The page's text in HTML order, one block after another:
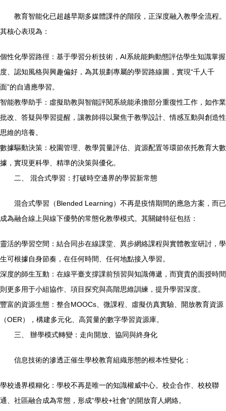
教育智能化已超越早期多媒體課件的階段，正深度融入教學全流程。
其核心表現為：
個性化學習路徑：基于學習分析技術，AI系統能夠動態評估學生知識掌握
度、認知風格與興趣偏好，為其規劃專屬的學習路線圖，實現“千人千
面”的自適應學習。
智能教學助手：虛擬助教與智能評閱系統能承擔部分重復性工作，如作業
批改、答疑與學習提醒，讓教師得以聚焦于教學設計、情感互動與創造性
思維的培養。
數據驅動決策：校園管理、教學質量評估、資源配置等環節依托教育大數
據，實現更科學、精準的決策與優化。
二、 混合式學習：打破時空邊界的學習新常態
混合式學習（Blended Learning）不再是疫情期間的應急方案，而已
成為融合線上與線下優勢的常態化教學模式。其關鍵特征包括：
靈活的學習空間：結合同步在線課堂、異步網絡課程與實體教室研討，學
生可根據自身節奏，在任何時間、任何地點接入學習。
深度的師生互動：在線平臺支撐課前預習與知識傳遞，而寶貴的面授時間
則更多用于小組協作、項目探究與高階思維訓練，提升學習深度。
豐富的資源生態：整合MOOCs、微課程、虛擬仿真實驗、開放教育資源
（OER），構建多元化、高質量的數字學習資源庫。
三、 辦學模式轉變：走向開放、協同與終身化
信息技術的滲透正催生學校教育組織形態的根本性變化：
學校邊界模糊化：學校不再是唯一的知識權威中心。校企合作、校校聯
通、社區融合成為常態，形成“學校+社會”的開放育人網絡。